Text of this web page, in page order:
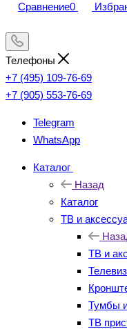
Сравнение0
Телефоны
+7 (495) 109-76-69
+7 (905) 553-76-69
Telegram
WhatsApp
Каталог
Назад
Каталог
ТВ и
ТВ и
Тумбы
ТВ